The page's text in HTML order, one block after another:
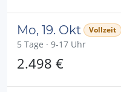
Mo, 19. Okt Vollzeit
5 Tage · 9-17 Uhr
2.498 €